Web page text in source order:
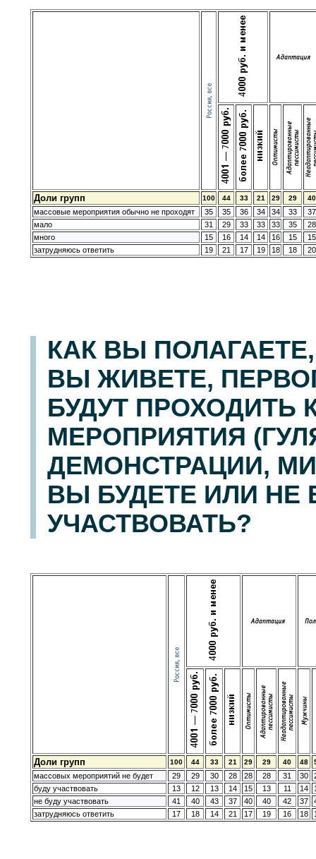
Доли групп 100 44 33 21 29 29 40
массовые мероприятия обычно не проходят 35 35 36 34 34 33
37
мало
31 29 33 33 33 35
28
много
15 16 14 14 16 15
15
затрудняюсь ответить
19 21 17 19 18 18 20
КАК ВЫ
ВЫ ЖИВЕТЕ,
БУДУТ ПРОХОДИТЬ
МЕРОПРИЯТИЯ
ДЕМОНСТРАЦИИ,
ВЫ БУДЕТЕ ИЛИ НЕ
УЧАСТВОВАТЬ?
Доли групп 100 44 33 21 29 29 40 48
массовых мероприятий не будет 29 29 30 28 28 28 31 30
буду участвовать
13 12 13 14 15 13 11 14
не буду участвовать
41 40 43 37 40 40 42 37
затрудняюсь ответить
17 18 14 21 17 19 16 18